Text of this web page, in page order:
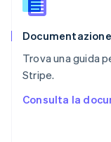
Trova una guida
Stripe.
Consulta la
Slovacchia
Slovenia
Spagna
Español
English Español